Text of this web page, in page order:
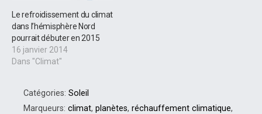
Le refroidissement du climat
dans l’hémisphère Nord
pourrait débuter en 2015
16 janvier 2014
Dans "Climat"
Catégories: Soleil
Marqueurs: climat, planètes, réchauffement climatique,